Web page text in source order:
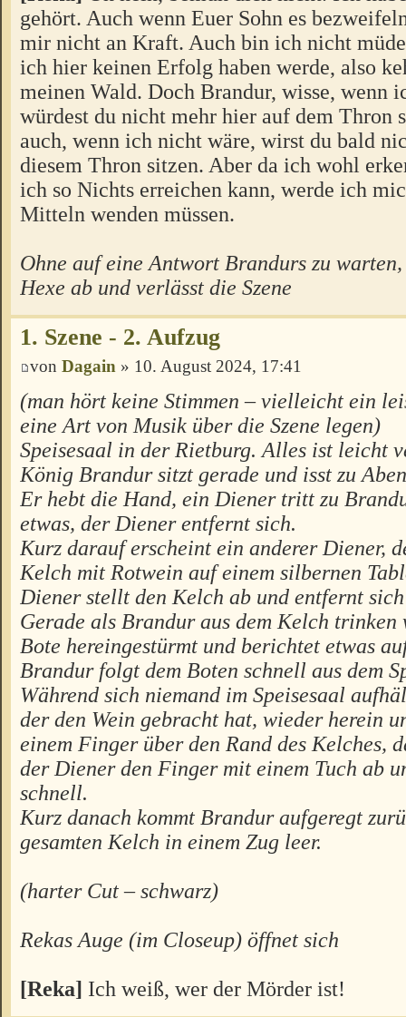
gehört. Auch wenn Euer Sohn es
mir nicht an Kraft. Auch bin ich nicht
ich hier keinen Erfolg haben werde, also
meinen Wald. Doch Brandur, wisse, wenn
würdest du nicht mehr hier auf dem Thron
auch, wenn ich nicht wäre, wirst du bald
diesem Thron sitzen. Aber da ich wohl
ich so Nichts erreichen kann, werde ich
Mitteln wenden müssen.
Ohne auf eine Antwort Brandurs zu
Hexe ab und verlässt die Szene
1. Szene - 2. Aufzug
von Dagain » 10. August 2024, 17:41
(man hört keine Stimmen – vielleicht ein
eine Art von Musik über die Szene legen)
Speisesaal in der Rietburg. Alles ist leicht
König Brandur sitzt gerade und isst zu
Er hebt die Hand, ein Diener tritt zu
etwas, der Diener entfernt sich.
Kurz darauf erscheint ein anderer Diener,
Kelch mit Rotwein auf einem silbernen
Diener stellt den Kelch ab und entfernt
Gerade als Brandur aus dem Kelch
Bote hereingestürmt und berichtet etwas
Brandur folgt dem Boten schnell aus dem
Während sich niemand im Speisesaal
der den Wein gebracht hat, wieder herein
einem Finger über den Rand des Kelches,
der Diener den Finger mit einem Tuch ab
schnell.
Kurz danach kommt Brandur aufgeregt
gesamten Kelch in einem Zug leer.
(harter Cut – schwarz)
Rekas Auge (im Closeup) öffnet sich
[Reka] Ich weiß, wer der Mörder ist!